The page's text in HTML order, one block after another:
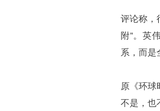
评论称，
附”。英
系，而是
原《环
不是，也